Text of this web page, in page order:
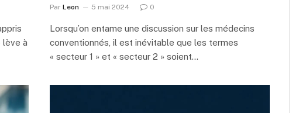
lève à
Par Leon 5 mai 2024 0
Lorsqu’on entame une discussion sur les médecins
conventionnés, il est inévitable que les termes
« secteur 1 » et « secteur 2 » soient…